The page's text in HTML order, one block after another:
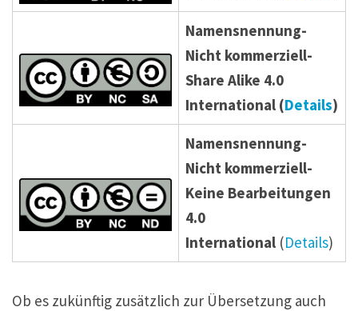
Namensnennung-
Nicht kommerziell-
Share Alike 4.0
International (Details)
Namensnennung-
Nicht kommerziell-
Keine Bearbeitungen
4.0
International (Details)
Ob es zukünftig zusätzlich zur Übersetzung auch